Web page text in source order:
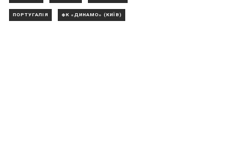
ПОРТУГАЛІЯ ФК «ДИНАМО» (КИЇВ)